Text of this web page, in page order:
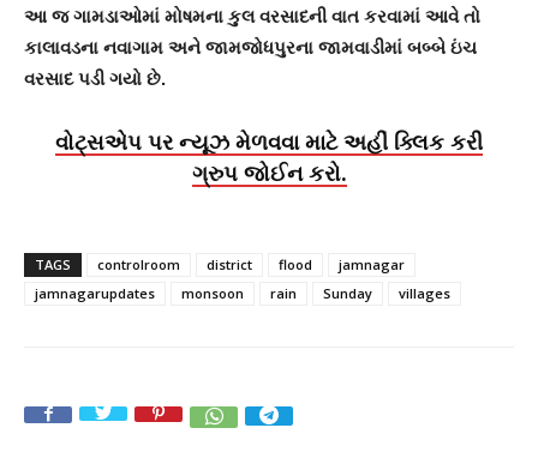
આ જ ગામડાઓમાં મોષમના કુલ વરસાદની વાત કરવામાં આવે તો
કાલાવડના નવાગામ અને જામજોધપુરના જામવાડીમાં બબ્બે ઇંચ
વરસાદ પડી ગયો છે.
વોટ્સએપ પર ન્યૂઝ મેળવવા માટે અહીં ક્લિક કરી
ગ્રુપ જોઈન કરો.
TAGS controlroom district flood
jamnagar
jamnagarupdates
monsoon rain Sunday villages